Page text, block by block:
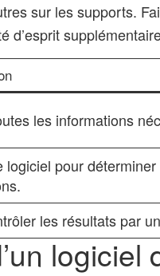
sur les supports.
d’esprit
les informations
logiciel pour
les résultats par
logiciel